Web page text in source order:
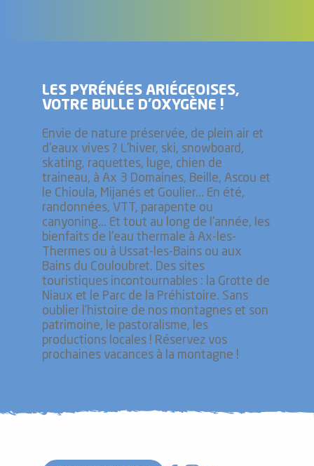
LES PYRÉNÉES ARIÉGEOISES,
VOTRE BULLE D’OXYGÈNE !
Envie de nature préservée, de plein air et
d'eaux vives ? L'hiver, ski, snowboard,
skating, raquettes, luge, chien de
traineau, à Ax 3 Domaines, Beille, Ascou et
le Chioula, Mijanés et Goulier... En été,
randonnées, VTT, parapente ou
canyoning... Et tout au long de l'année, les
bienfaits de l'eau thermale à Ax-les-
Thermes ou à Ussat-les-Bains ou aux
Bains du Couloubret. Des sites
touristiques incontournables : la Grotte de
Niaux et le Parc de la Préhistoire. Sans
oublier l’histoire de nos montagnes et son
patrimoine, le pastoralisme, les
productions locales ! Réservez vos
prochaines vacances à la montagne !